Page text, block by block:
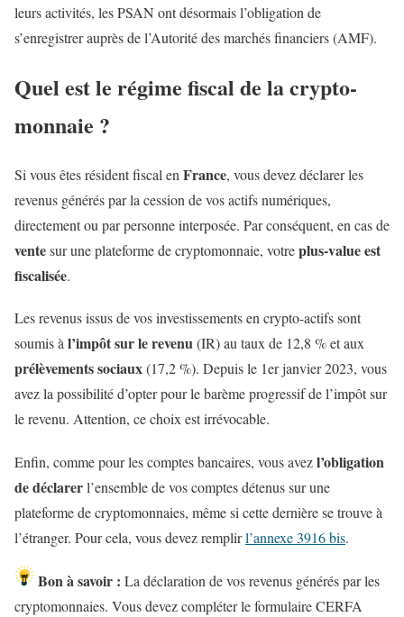
leurs activités, les PSAN ont désormais l’obligation de
s’enregistrer auprès de l’Autorité des marchés financiers (AMF).
Quel est le régime fiscal de la crypto-
monnaie ?
Si vous êtes résident fiscal en France, vous devez déclarer les
revenus générés par la cession de vos actifs numériques,
directement ou par personne interposée. Par conséquent, en cas de
ventesur une plateforme de cryptomonnaie, votreplus-value est
fiscalisée.
Les revenus issus de vos investissements en crypto-actifs sont
soumis àl’impôt sur le revenu(IR) au taux de 12,8 % et aux
prélèvements sociaux(17,2 %). Depuis le 1er janvier 2023, vous
avez la possibilité d’opter pour le barème progressif de l’impôt sur
le revenu. Attention, ce choix est irrévocable.
Enfin, comme pour les comptes bancaires, vous avezl’obligation
de déclarerl’ensemble de vos comptes détenus sur une
plateforme de cryptomonnaies, même si cette dernière se trouve à
l’étranger. Pour cela, vous devez remplirl’annexe 3916 bis.
Bon à savoir : La déclaration de vos revenus générés par les
cryptomonnaies. Vous devez compléter le formulaire CERFA